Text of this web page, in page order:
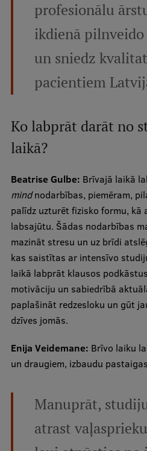
profesionālu
ikdienā pilnveido
un sniedz
pacientiem
Ko labprāt darāt no
laikā?
Beatrise Gulbe: Brīvajā laikā
mindnodarbības, piemēram,
palīdz uzturēt fizisko formu, kā
labsajūtu. Šādas nodarbības
mazināt stresu un uz brīdi
kas saistītas ar intensīvo
laikā labprāt klausos
motivāciju un sabiedrībā
paplašināt redzesloku un gūt
dzīves jomās.
Enija Veidemane: Brīvo laiku
un draugiem, izbaudu
Manuprāt,
atrast